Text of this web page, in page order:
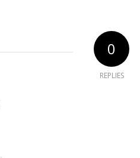
0
REPLIES